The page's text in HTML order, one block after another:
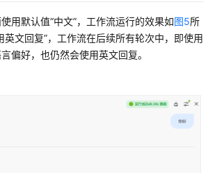
用默认值“中文”，工作流运行的效果如图5所
英文回复”，工作流在后续所有轮次中，即使用
偏好，也仍然会使用英文回复。